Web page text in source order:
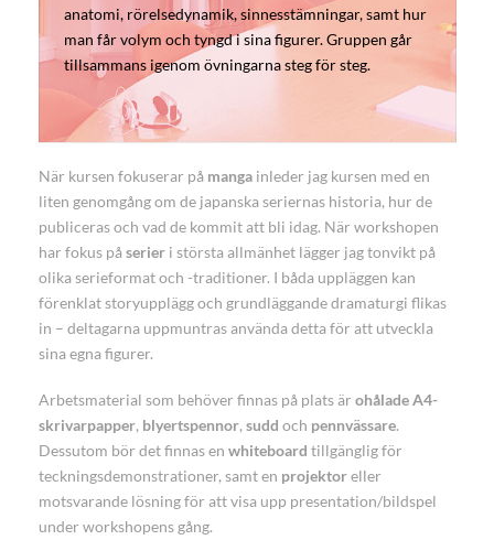
anatomi, rörelsedynamik, sinnesstämningar, samt hur
man får volym och tyngd i sina figurer. Gruppen går
tillsammans igenom övningarna steg för steg.
När kursen fokuserar på mangainleder jag kursen med en
liten genomgång om de japanska seriernas historia, hur de
publiceras och vad de kommit att bli idag. När workshopen
har fokus påserieri största allmänhet lägger jag tonvikt på
olika serieformat och -traditioner. I båda uppläggen kan
förenklat storyupplägg och grundläggande dramaturgi flikas
in – deltagarna uppmuntras använda detta för att utveckla
sina egna figurer.
Arbetsmaterial som behöver finnas på plats är ohålade A4-
skrivarpapper, blyertspennor, sudd och pennvässare.
Dessutom bör det finnas en whiteboard tillgänglig för
teckningsdemonstrationer, samt en projektoreller
motsvarande lösning för att visa upp presentation/bildspel
under workshopens gång.